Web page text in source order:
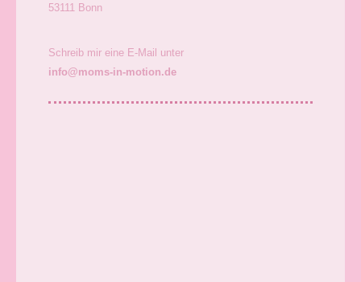
53111
Bonn
Schreib mir eine E-Mail unter
info@moms-in-motion.de